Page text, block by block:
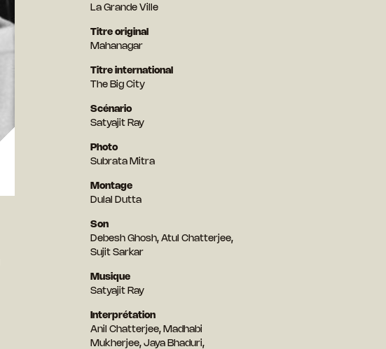
La Grande Ville
Titre original
Mahanagar
Titre international
The Big City
Scénario
Satyajit Ray
Photo
Subrata Mitra
Montage
Dulal Dutta
Son
Debesh Ghosh, Atul Chatterjee,
Sujit Sarkar
Musique
Satyajit Ray
Interprétation
Anil Chatterjee, Madhabi
Mukherjee, Jaya Bhaduri,